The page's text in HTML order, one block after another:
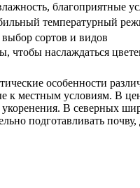
благоприятные
температурный
сортов и видов
наслаждаться
особенности
к местным условиям. В
В северных
подготавливать